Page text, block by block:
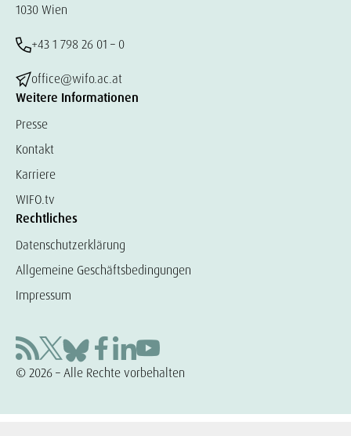
1030 Wien
+43 1 798 26 01 – 0
office@wifo.ac.at
Weitere Informationen
Presse
Kontakt
Karriere
WIFO.tv
Rechtliches
Datenschutzerklärung
Allgemeine Geschäftsbedingungen
Impressum
© 2026 – Alle Rechte vorbehalten